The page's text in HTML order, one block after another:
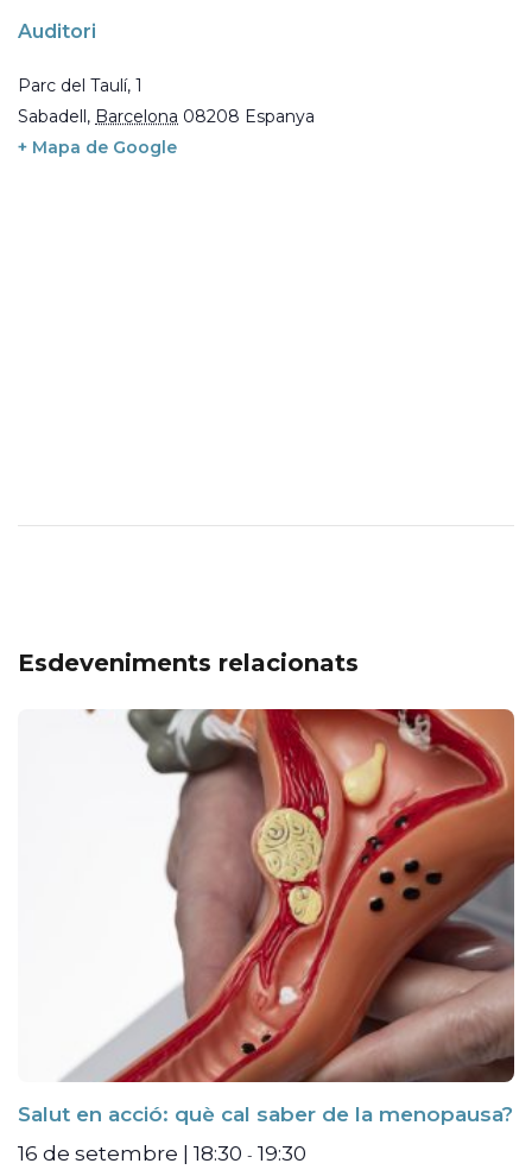
Auditori
Parc del Taulí, 1
Sabadell , Barcelona 08208 Espanya
+ Mapa de Google
Esdeveniments relacionats
Salut en acció: què cal saber de la menopausa?
16 de setembre | 18:30 - 19:30